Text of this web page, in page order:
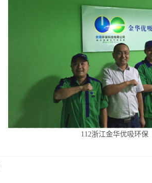
112浙江金华优吸环保